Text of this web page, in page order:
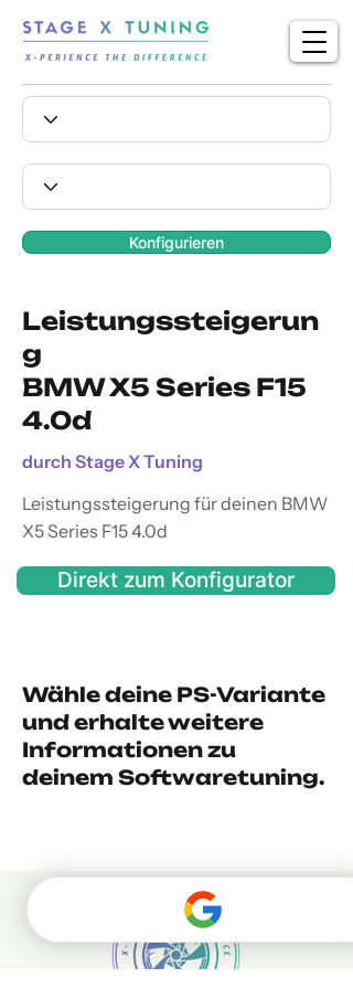
Konfigurieren
Leistungssteigerun
g
BMW X5 Series F15
4.0d
durch Stage X Tuning
Leistungssteigerung für deinen BMW
X5 Series F15 4.0d
Direkt zum Konfigurator
Wähle deine PS-Variante
und erhalte weitere
Informationen zu
deinem Softwaretuning.